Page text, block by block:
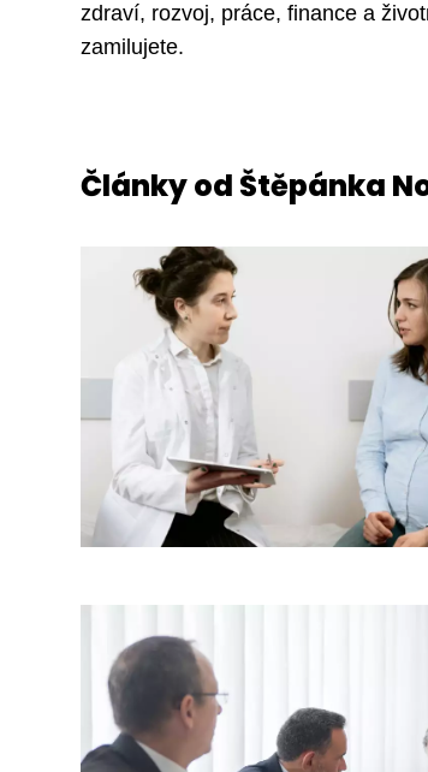
zdraví, rozvoj, práce, finance a
zamilujete.
Články od Štěpánka